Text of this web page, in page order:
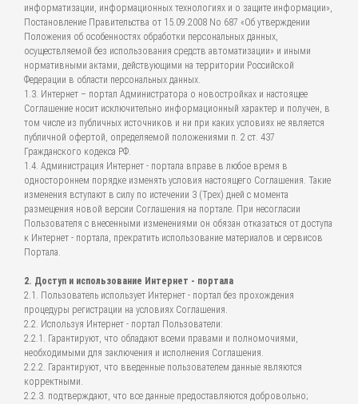
информатизации, информационных технологиях и о защите информации»,
Постановление Правительства от 15.09.2008 No 687 «Об утверждении
Положения об особенностях обработки персональных данных,
осуществляемой без использования средств автоматизации» и иными
нормативными актами, действующими на территории Российской
Федерации в области персональных данных.
1.3. Интернет – портал Администратора о новостройках и настоящее
Соглашение носит исключительно информационный характер и получен, в
том числе из публичных источников и ни при каких условиях не является
публичной офертой, определяемой положениями п. 2 ст. 437
Гражданского кодекса РФ.
1.4. Администрация Интернет - портала вправе в любое время в
одностороннем порядке изменять условия настоящего Соглашения. Такие
изменения вступают в силу по истечении 3 (Трех) дней с момента
размещения новой версии Соглашения на портале. При несогласии
Пользователя с внесенными изменениями он обязан отказаться от доступа
к Интернет - портала, прекратить использование материалов и сервисов
Портала.
2. Доступ и использование Интернет - портала
2.1. Пользователь использует Интернет - портал без прохождения
процедуры регистрации на условиях Соглашения.
2.2. Используя Интернет - портал Пользователи:
2.2.1. Гарантируют, что обладают всеми правами и полномочиями,
необходимыми для заключения и исполнения Соглашения.
2.2.2. Гарантируют, что введенные пользователем данные являются
корректными.
2.2.3. подтверждают, что все данные предоставляются добровольно;